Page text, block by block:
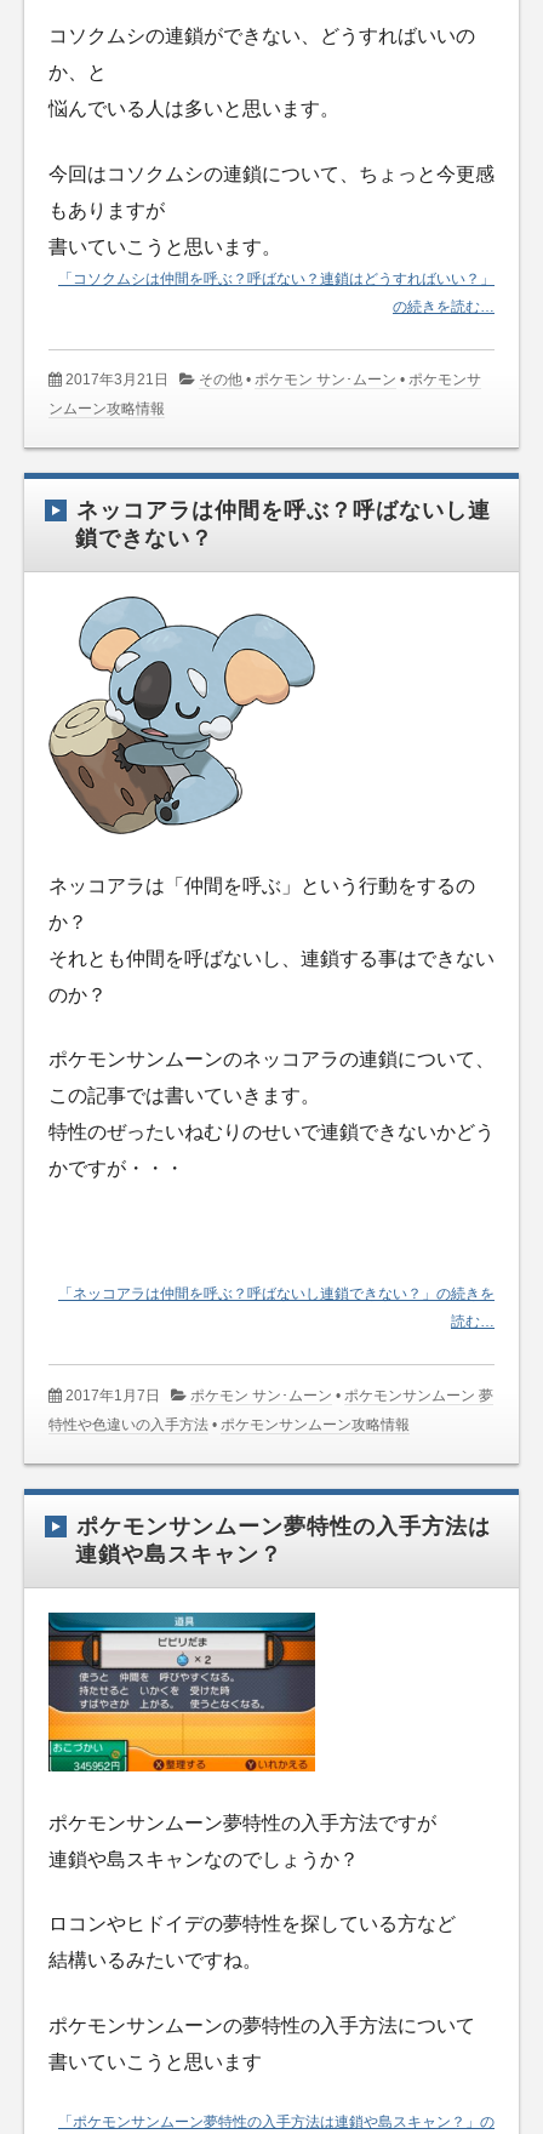
コソクムシの連鎖ができない、どうすればいいの
か、と
悩んでいる人は多いと思います。
今回はコソクムシの連鎖について、ちょっと今更感
もありますが
書いていこうと思います。
「コソクムシは仲間を呼ぶ？呼ばない？連鎖はどうすればいい？」
の続きを読む…
2017年3月21日 その他 •ポケモン サン･ムーン •ポケモンサ
ンムーン攻略情報
ネッコアラは仲間を呼ぶ？呼ばないし連
鎖できない？
ネッコアラは「仲間を呼ぶ」という行動をするの
か？
それとも仲間を呼ばないし、連鎖する事はできない
のか？
ポケモンサンムーンのネッコアラの連鎖について、
この記事では書いていきます。
特性のぜったいねむりのせいで連鎖できないかどう
かですが・・・
「ネッコアラは仲間を呼ぶ？呼ばないし連鎖できない？」の続きを
読む…
2017年1月7日 ポケモン サン･ムーン • ポケモンサンムーン 夢
特性や色違いの入手方法 • ポケモンサンムーン攻略情報
ポケモンサンムーン夢特性の入手方法は
連鎖や島スキャン？
ポケモンサンムーン夢特性の入手方法ですが
連鎖や島スキャンなのでしょうか？
ロコンやヒドイデの夢特性を探している方など
結構いるみたいですね。
ポケモンサンムーンの夢特性の入手方法について
書いていこうと思います
「ポケモンサンムーン夢特性の入手方法は連鎖や島スキャン？」の